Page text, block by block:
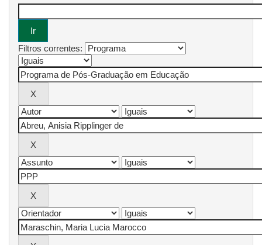
Filtros correntes: